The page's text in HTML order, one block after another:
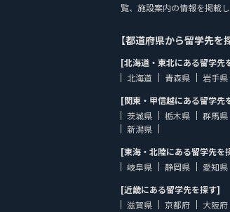
覧、施設案内の情報を掲載
【都道府県から留学先を
[北海道・東北にある留学先
北海道
青森県 岩手県
[関東・甲信越にある留学先
茨城県
栃木県 群馬県
新潟県
[東海・北陸にある留学先を
岐阜県
静岡県 愛知県
[近畿にある留学先を探す]
滋賀県
京都府 大阪府